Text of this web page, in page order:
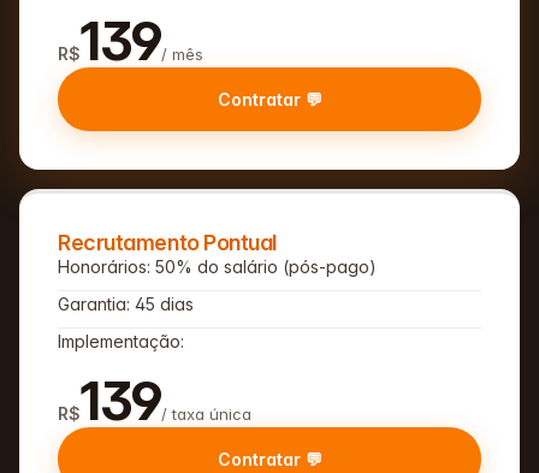
R$139/ mês
Contratar 💬
Recrutamento Pontual
Honorários: 50% do salário (pós-pago)
Garantia: 45 dias
Implementação:
R$139/ taxa única
Contratar 💬